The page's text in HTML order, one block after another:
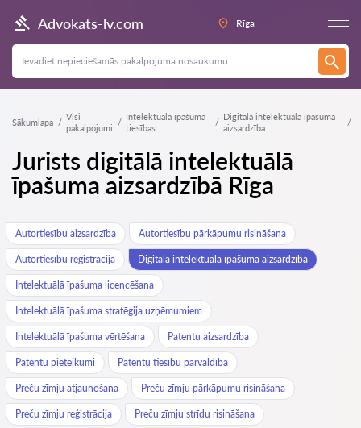
Advokats-lv.com Rīga
Sākumlapa
Visi
pakalpojumi
Intelektuālā īpašuma
tiesības
Digitālā intelektuālā īpašuma
aizsardzība
Jurists digitālā intelektuālā
īpašuma aizsardzībā Rīga
Autortiesību aizsardzība Autortiesību pārkāpumu risināšana
Autortiesību reģistrācija Digitālā intelektuālā īpašuma aizsardzība
Intelektuālā īpašuma licencēšana
Intelektuālā īpašuma stratēģija uzņēmumiem
Intelektuālā īpašuma vērtēšana Patentu aizsardzība
Patentu pieteikumi Patentu tiesību pārvaldība
Preču zīmju atjaunošana Preču zīmju pārkāpumu risināšana
Preču zīmju reģistrācija Preču zīmju strīdu risināšana